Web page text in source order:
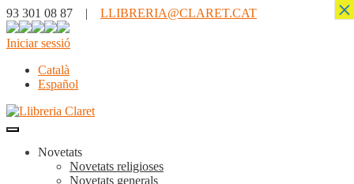
93 301 08 87 | LLIBRERIA@CLARET.CAT
Iniciar sessió
Català
Español
Novetats
Novetats religioses
Novetats generals
×